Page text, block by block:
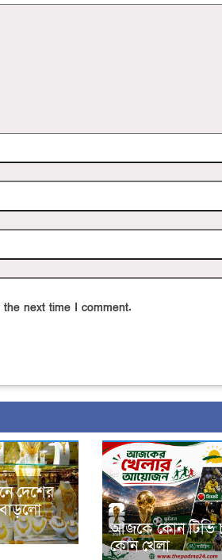
next time I comment.
দেশের
আজকে কোন টিভি
কোন খেলা